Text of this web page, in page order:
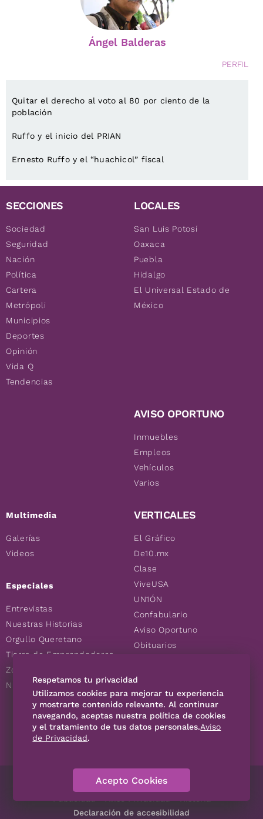
Ángel Balderas
PERFIL
Quitar el derecho al voto al 80 por ciento de la
población
Ruffo y el inicio del PRIAN
Ernesto Ruffo y el “huachicol” fiscal
SECCIONES
Sociedad
Seguridad
Nación
Política
Cartera
Metrópoli
Municipios
Deportes
Opinión
Vida Q
Tendencias
Multimedia
Galerías
Videos
Especiales
Entrevistas
Nuestras Historias
Orgullo Queretano
Tierra de Emprendedores
Zoociales
Nuevos Queretanos
LOCALES
San Luis Potosí
Oaxaca
Puebla
Hidalgo
El Universal Estado de
México
AVISO OPORTUNO
Inmuebles
Empleos
Vehículos
Varios
VERTICALES
El Gráfico
De10.mx
Clase
ViveUSA
UN1ÓN
Confabulario
Aviso Oportuno
Obituarios
Consultas
SÍGUENOS
Contáctanos Código de Ética
Declaración de accesibilidad
Respetamos tu privacidad
Utilizamos cookies para mejorar tu experiencia
y mostrarte contenido relevante. Al continuar
navegando, aceptas nuestra política de cookies
y el tratamiento de tus datos personales.Aviso
de Privacidad.
Acepto Cookies